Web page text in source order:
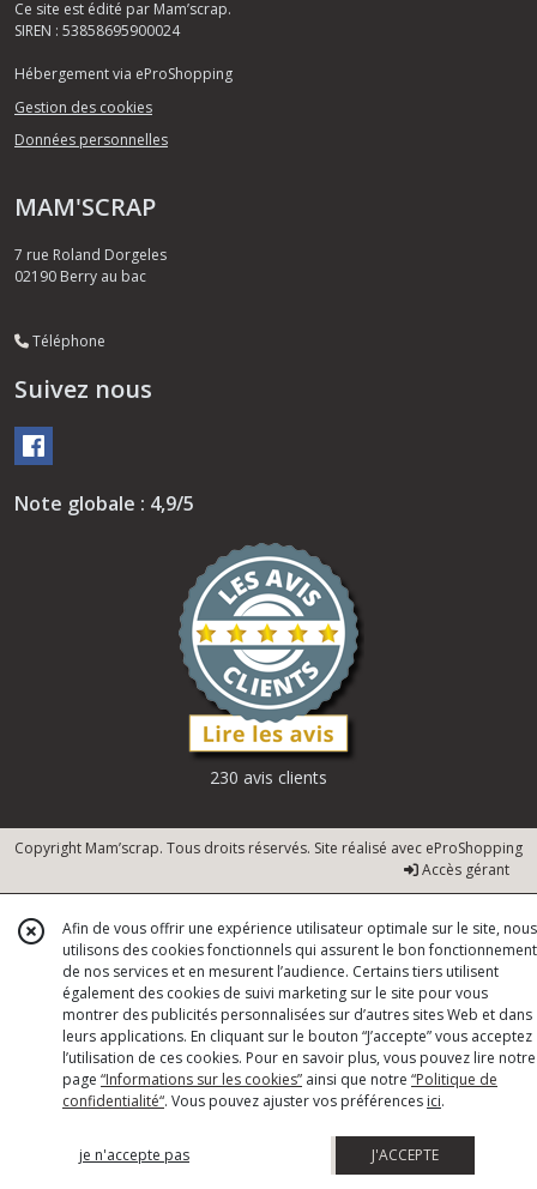
Ce site est édité par Mam’scrap.
SIREN : 53858695900024
Hébergement via eProShopping
Gestion des cookies
Données personnelles
MAM'SCRAP
7 rue Roland Dorgeles
02190 Berry au bac
Téléphone
Suivez nous
Note globale : 4,9/5
230 avis clients
Copyright Mam’scrap. Tous droits réservés. Site réalisé avec eProShopping
Accès gérant
Afin de vous offrir une expérience utilisateur optimale sur le site, nous
utilisons des cookies fonctionnels qui assurent le bon fonctionnement
de nos services et en mesurent l’audience. Certains tiers utilisent
également des cookies de suivi marketing sur le site pour vous
montrer des publicités personnalisées sur d’autres sites Web et dans
leurs applications. En cliquant sur le bouton “J’accepte” vous acceptez
l’utilisation de ces cookies. Pour en savoir plus, vous pouvez lire notre
page “Informations sur les cookies” ainsi que notre “Politique de
confidentialité“. Vous pouvez ajuster vos préférences ici.
je n'accepte pas J'ACCEPTE